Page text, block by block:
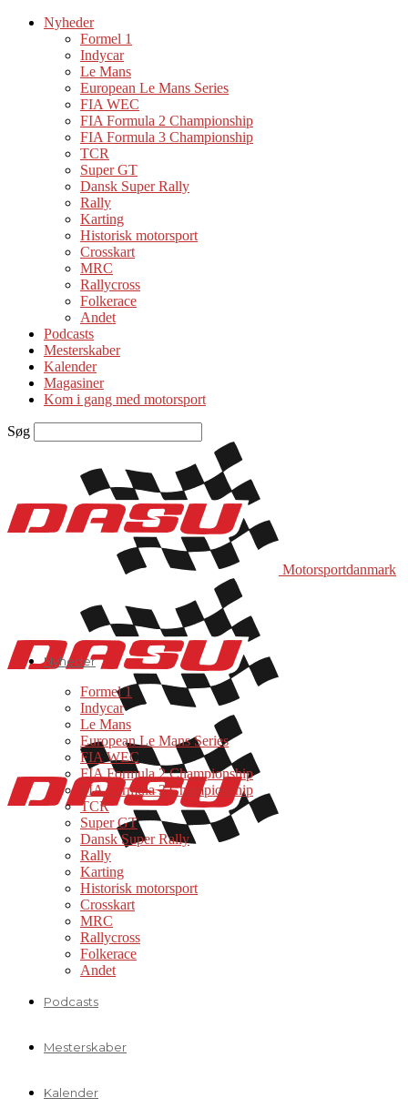
Nyheder
Formel 1
Indycar
Le Mans
European Le Mans Series
FIA WEC
FIA Formula 2 Championship
FIA Formula 3 Championship
TCR
Super GT
Dansk Super Rally
Rally
Karting
Historisk motorsport
Crosskart
MRC
Rallycross
Folkerace
Andet
Podcasts
Mesterskaber
Kalender
Magasiner
Kom i gang med motorsport
Søg
Motorsportdanmark
Nyheder
Formel 1
Indycar
Le Mans
European Le Mans Series
FIA WEC
FIA Formula 2 Championship
FIA Formula 3 Championship
TCR
Super GT
Dansk Super Rally
Rally
Karting
Historisk motorsport
Crosskart
MRC
Rallycross
Folkerace
Andet
Podcasts
Mesterskaber
Kalender